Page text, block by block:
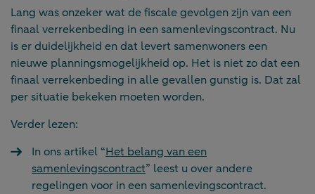
Lang was onzeker wat de fiscale gevolgen zijn van een
finaal verrekenbeding in een samenlevingscontract. Nu
is er duidelijkheid en dat levert samenwoners een
nieuwe planningsmogelijkheid op. Het is niet zo dat een
finaal verrekenbeding in alle gevallen gunstig is. Dat zal
per situatie bekeken moeten worden.
Verder lezen:
In ons artikel “Het belang van een
samenlevingscontract” leest u over andere
regelingen voor in een samenlevingscontract.
Mogen we u iets vragen?